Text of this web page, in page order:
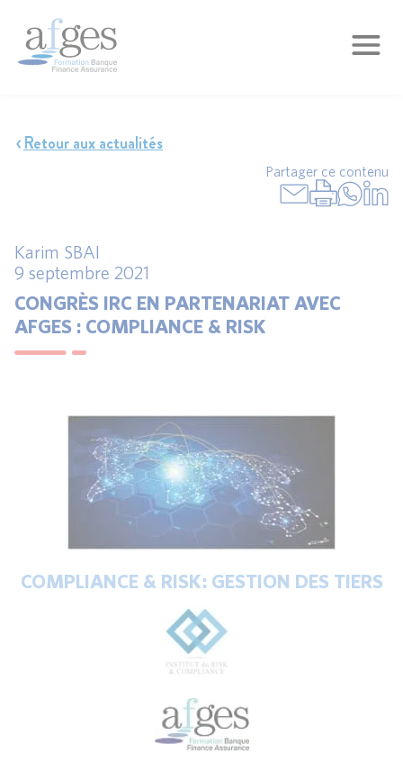
Retour aux actualités
Partager ce contenu
Karim SBAI
9 septembre 2021
CONGRÈS IRC EN PARTENARIAT AVEC
AFGES : COMPLIANCE & RISK
COMPLIANCE & RISK : GESTION DES TIERS